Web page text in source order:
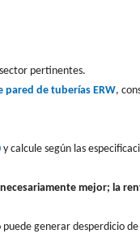
pertinentes.
pared de tuberías ERW,
y calcule según las
mejor; la
puede generar desperdicio